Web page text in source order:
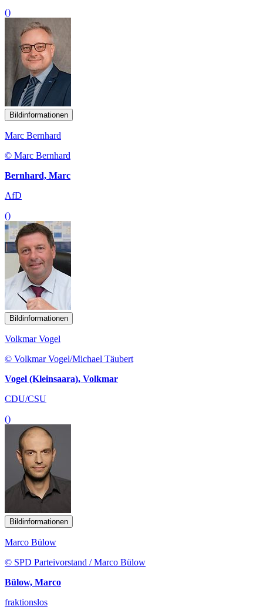
()
Bildinformationen
Marc Bernhard
© Marc Bernhard
Bernhard, Marc
AfD
()
Bildinformationen
Volkmar Vogel
© Volkmar Vogel/Michael Täubert
Vogel (Kleinsaara), Volkmar
CDU/CSU
()
Bildinformationen
Marco Bülow
© SPD Parteivorstand / Marco Bülow
Bülow, Marco
fraktionslos